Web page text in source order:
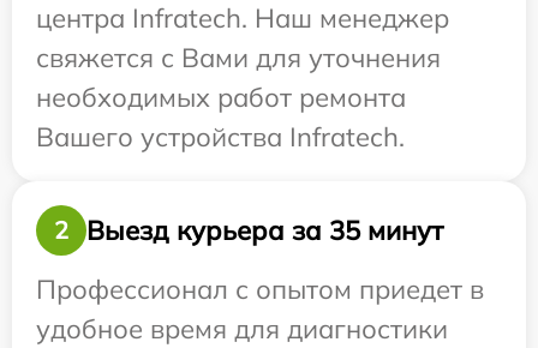
центра Infratech. Наш менеджер
свяжется с Вами для уточнения
необходимых работ ремонта
Вашего устройства Infratech.
2
Выезд курьера за 35 минут
Профессионал с опытом приедет в
удобное время для диагностики